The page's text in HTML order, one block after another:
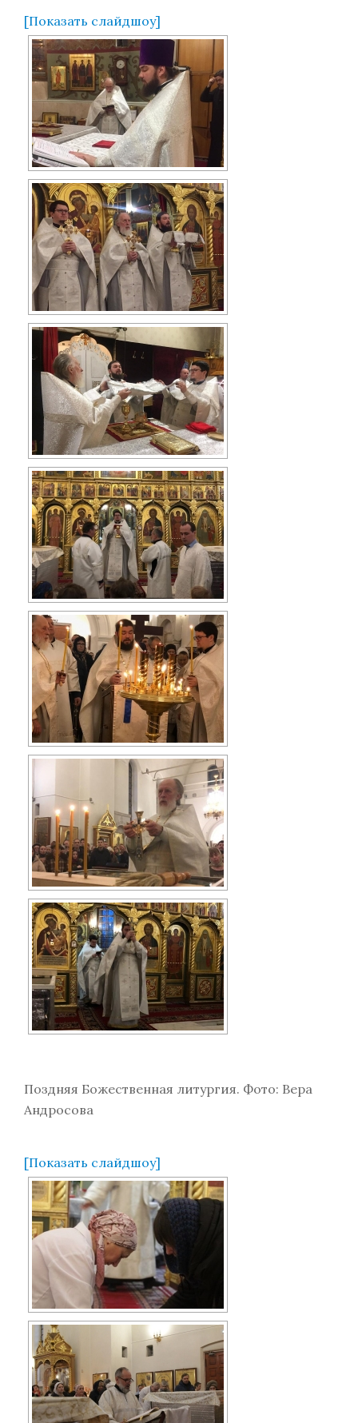
[Показать слайдшоу]
Поздняя Божественная литургия. Фото: Вера
Андросова
[Показать слайдшоу]